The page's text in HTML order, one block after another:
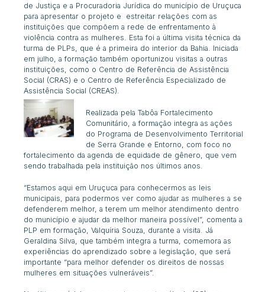
de Justiça e a Procuradoria Jurídica do município de Uruçuca
para apresentar o projeto e estreitar relações com as
instituições que compõem a rede de enfrentamento à
violência contra as mulheres. Esta foi a última visita técnica da
turma de PLPs, que é a primeira do interior da Bahia. Iniciada
em julho, a formação também oportunizou visitas a outras
instituições, como o Centro de Referência de Assistência
Social (CRAS) e o Centro de Referência Especializado de
Assistência Social (CREAS).
Realizada pela Tabôa Fortalecimento
Comunitário, a formação integra as ações
do Programa de Desenvolvimento Territorial
de Serra Grande e Entorno, com foco no
fortalecimento da agenda de equidade de gênero, que vem
sendo trabalhada pela instituição nos últimos anos.
“Estamos aqui em Uruçuca para conhecermos as leis
municipais, para podermos ver como ajudar as mulheres a se
defenderem melhor, a terem um melhor atendimento dentro
do município e ajudar da melhor maneira possível”, comenta a
PLP em formação, Valquíria Souza, durante a visita. Já
Geraldina Silva, que também integra a turma, comemora as
experiências do aprendizado sobre a legislação, que será
importante “para melhor defender os direitos de nossas
mulheres em situações vulneráveis”.